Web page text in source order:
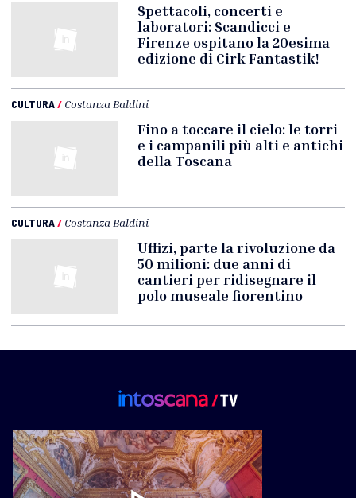
Spettacoli, concerti e
laboratori: Scandicci e
Firenze ospitano la 20esima
edizione di Cirk Fantastik!
CULTURA/ Costanza Baldini
Fino a toccare il cielo: le torri
e i campanili più alti e antichi
della Toscana
CULTURA/ Costanza Baldini
Uffizi, parte la rivoluzione da
50 milioni: due anni di
cantieri per ridisegnare il
polo museale fiorentino